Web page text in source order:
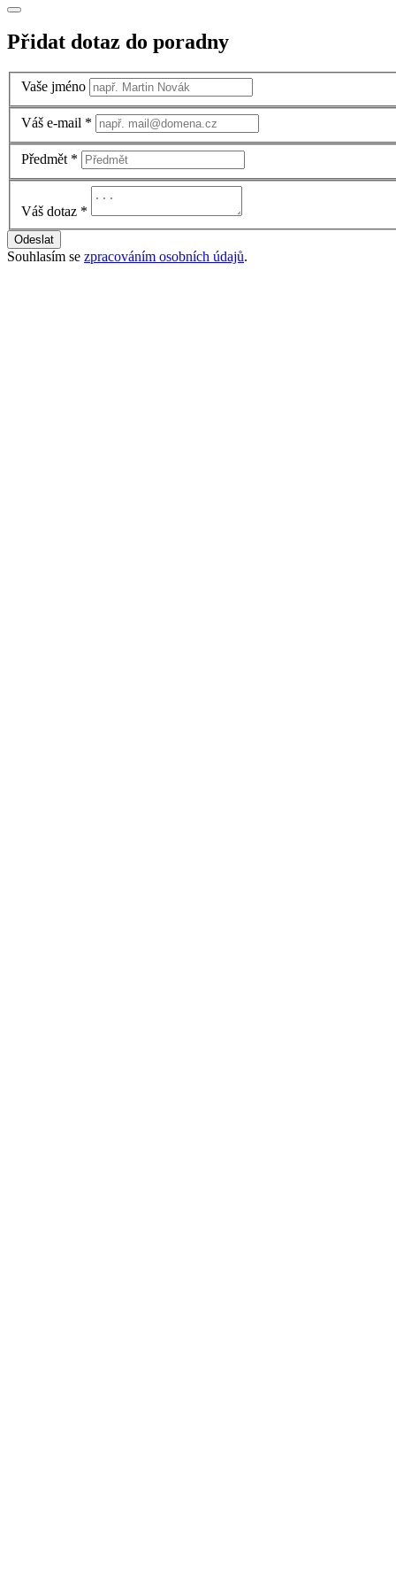
Přidat dotaz do poradny
Vaše jméno
Váš e-mail *
Předmět *
Váš dotaz *
Odeslat
Souhlasím se zpracováním osobních údajů.